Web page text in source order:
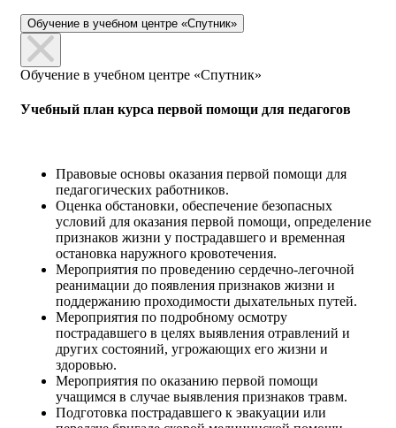
Обучение в учебном центре «Спутник»
Обучение в учебном центре «Спутник»
Учебный план курса первой помощи для педагогов
Правовые основы оказания первой помощи для
педагогических работников.
Оценка обстановки, обеспечение безопасных
условий для оказания первой помощи, определение
признаков жизни у пострадавшего и временная
остановка наружного кровотечения.
Мероприятия по проведению сердечно-легочной
реанимации до появления признаков жизни и
поддержанию проходимости дыхательных путей.
Мероприятия по подробному осмотру
пострадавшего в целях выявления отравлений и
других состояний, угрожающих его жизни и
здоровью.
Мероприятия по оказанию первой помощи
учащимся в случае выявления признаков травм.
Подготовка пострадавшего к эвакуации или